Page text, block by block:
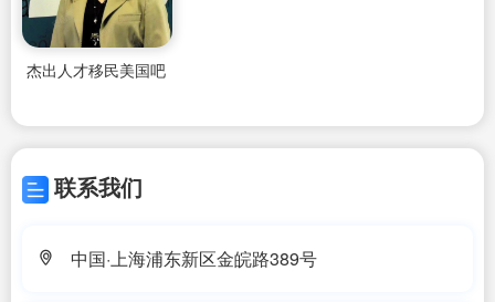
杰出人才移民美国吧
联系我们
中国·上海浦东新区金皖路389号